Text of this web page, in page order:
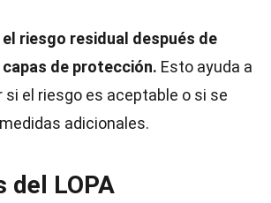
riesgo residual después de
de protección. Esto ayuda a
si el riesgo es aceptable o si se
adicionales.
del LOPA